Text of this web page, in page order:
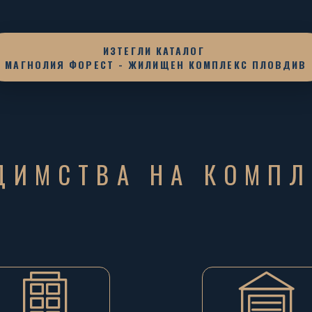
ИЗТЕГЛИ КАТАЛОГ
МАГНОЛИЯ ФОРЕСТ - ЖИЛИЩЕН КОМПЛЕКС ПЛОВДИВ
НА